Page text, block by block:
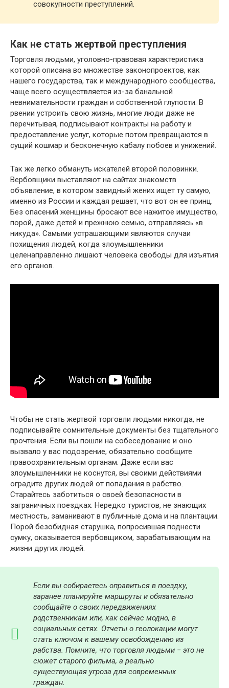
совокупности преступлений.
Как не стать жертвой преступления
Торговля людьми, уголовно-правовая характеристика
которой описана во множестве законопроектов, как
нашего государства, так и международного сообщества,
чаще всего осуществляется из-за банальной
невнимательности граждан и собственной глупости. В
рвении устроить свою жизнь, многие люди даже не
перечитывая, подписывают контракты на работу и
предоставление услуг, которые потом превращаются в
сущий кошмар и бесконечную кабалу побоев и унижений.
Так же легко обмануть искателей второй половинки.
Вербовщики выставляют на сайтах знакомств
объявление, в котором завидный жених ищет ту самую,
именно из России и каждая решает, что вот он ее принц.
Без опасений женщины бросают все нажитое имущество,
порой, даже детей и прежнюю семью, отправляясь «в
никуда». Самыми устрашающими являются случаи
похищения людей, когда злоумышленники
целенаправленно лишают человека свободы для изъятия
его органов.
Чтобы не стать жертвой торговли людьми никогда, не
подписывайте сомнительные документы без тщательного
прочтения. Если вы пошли на собеседование и оно
вызвало у вас подозрение, обязательно сообщите
правоохранительным органам. Даже если вас
злоумышленники не коснутся, вы своими действиями
оградите других людей от попадания в рабство.
Старайтесь заботиться о своей безопасности в
заграничных поездках. Нередко туристов, не знающих
местность, заманивают в публичные дома и на плантации.
Порой безобидная старушка, попросившая поднести
сумку, оказывается вербовщиком, зарабатывающим на
жизни других людей.
Если вы собираетесь оправиться в поездку,
заранее планируйте маршруты и обязательно
сообщайте о своих передвижениях
родственникам или, как сейчас модно, в
социальных сетях. Отчеты о геолокации могут
стать ключом к вашему освобождению из
рабства. Помните, что торговля людьми − это не
сюжет старого фильма, а реально
существующая угроза для современных
граждан.